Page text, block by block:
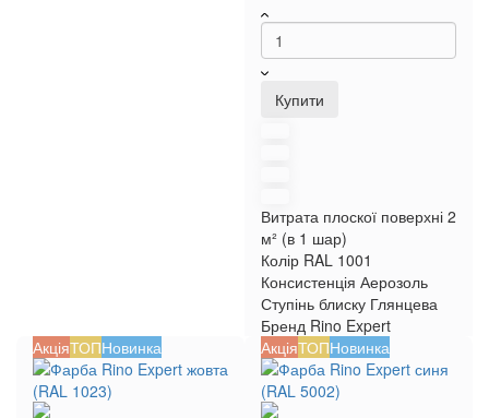
Купити
Витрата плоскої поверхні 2
м² (в 1 шар)
Колір RAL 1001
Консистенція Аерозоль
Ступінь блиску Глянцева
Бренд Rino Expert
АкціяТОПНовинка АкціяТОПНовинка